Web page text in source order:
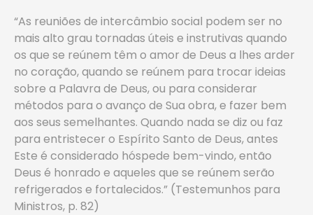
“As reuniões de intercâmbio social podem ser no
mais alto grau tornadas úteis e instrutivas quando
os que se reúnem têm o amor de Deus a lhes arder
no coração, quando se reúnem para trocar ideias
sobre a Palavra de Deus, ou para considerar
métodos para o avanço de Sua obra, e fazer bem
aos seus semelhantes. Quando nada se diz ou faz
para entristecer o Espírito Santo de Deus, antes
Este é considerado hóspede bem-vindo, então
Deus é honrado e aqueles que se reúnem serão
refrigerados e fortalecidos.” (Testemunhos para
Ministros, p. 82)